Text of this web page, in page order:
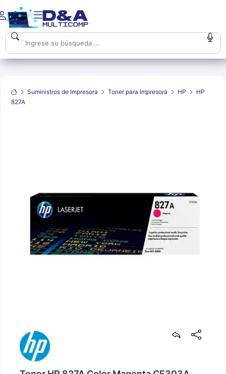
Suministros de Impresora Toner para Impresora HP
HP
827A